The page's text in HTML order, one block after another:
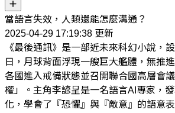
當語言失效，人類還能怎麼溝通？
2025-04-29 17:19:38 更新
《最後通訊》是一部近未來科幻小說，
日，月球背面浮現一艘巨大艦體，無推
各國進入戒備狀態並召開聯合國高層會
權」。主角李諺呈是一名語言AI專家，
化，學會了『恐懼』與『敵意』的語意